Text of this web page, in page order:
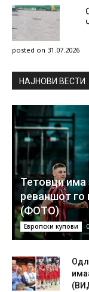
posted on 31.07.2026
НAЈНОВИ ВЕСТИ
Тетовци
реваншот го
(ФОТО)
Европски купови